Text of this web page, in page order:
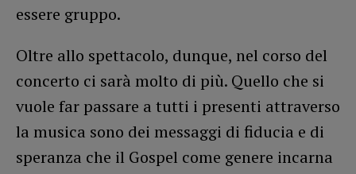
essere gruppo.
Oltre allo spettacolo, dunque, nel corso del
concerto ci sarà molto di più. Quello che si
vuole far passare a tutti i presenti attraverso
la musica sono dei messaggi di fiducia e di
speranza che il Gospel come genere incarna